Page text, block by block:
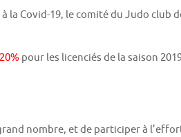
la Covid-19, le comité du Judo club
20% pour les licenciés de la saison
nombre, et de participer à